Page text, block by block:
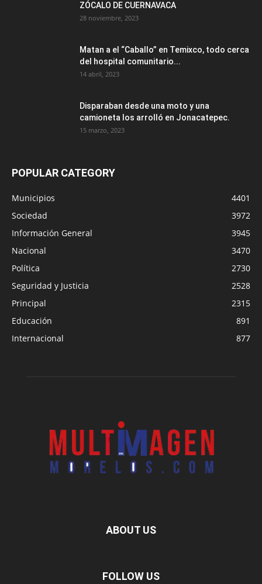
ZÓCALO DE CUERNAVACA
28 noviembre, 2023
Matan a el “Caballo” en Temixco, todo cerca
del hospital comunitario...
14 abril, 2023
Disparaban desde una moto y una
camioneta los arrolló en Jonacatepec.
15 marzo, 2023
POPULAR CATEGORY
Municipios
4401
Sociedad
3972
Información General
3945
Nacional
3470
Política
2730
Seguridad y Justicia
2528
Principal
2315
Educación
891
Internacional
877
ABOUT US
FOLLOW US